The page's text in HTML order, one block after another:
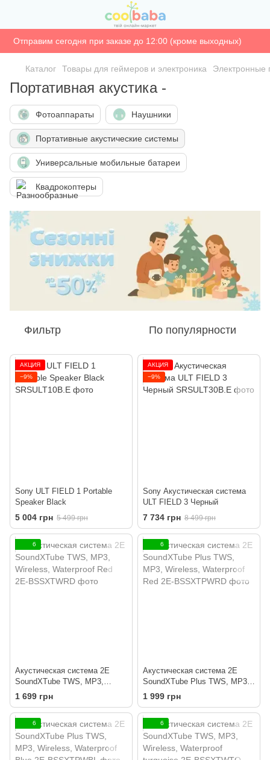
Отправим сегодня при заказе до 12:00 (кроме выходных)
Каталог Товары для геймеров и электроника Электронные
Портативная акустика -
Фотоаппараты Наушники
Портативные акустические системы
Универсальные мобильные батареи
Квадрокоптеры
Фильтр По популярности
АКЦИЯ
−9%
Sony ULT FIELD 1 Portable
Speaker Black
5 004 грн 5 499 грн
АКЦИЯ
−9%
Sony Акустическая система
ULT FIELD 3 Черный
7 734 грн 8 499 грн
6
Акустическая система 2E
SoundXTube TWS, MP3,
Wireless, Waterproof Red
1 699 грн
6
Акустическая система 2E
SoundXTube Plus TWS, MP3,
Wireless, Waterproof Red
1 999 грн
6 6